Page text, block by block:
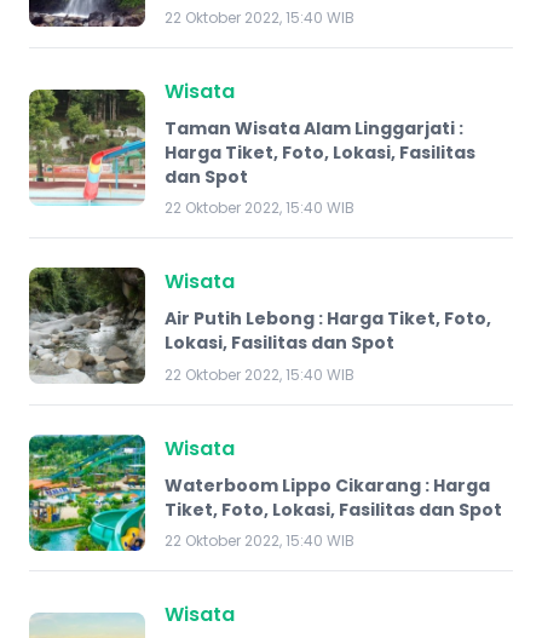
22 Oktober 2022, 15:40 WIB
Wisata
Taman Wisata Alam Linggarjati :
Harga Tiket, Foto, Lokasi, Fasilitas
dan Spot
22 Oktober 2022, 15:40 WIB
Wisata
Air Putih Lebong : Harga Tiket, Foto,
Lokasi, Fasilitas dan Spot
22 Oktober 2022, 15:40 WIB
Wisata
Waterboom Lippo Cikarang : Harga
Tiket, Foto, Lokasi, Fasilitas dan Spot
22 Oktober 2022, 15:40 WIB
Wisata